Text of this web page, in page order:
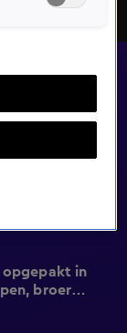
opgepakt in
broer